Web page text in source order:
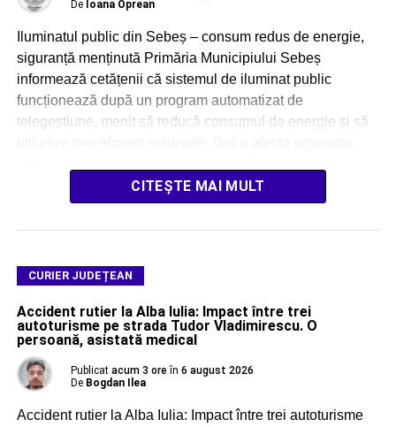
De Ioana Oprean
Iluminatul public din Sebeș – consum redus de energie,
siguranță menținută Primăria Municipiului Sebeș
informează cetățenii că sistemul de iluminat public
funcționează după un program automatizat de
telegestiune, menit să reducă consumul de energie și să
iluminatul public […]CITEȘTE MAI MULT
CURIER JUDEȚEAN
Accident rutier la Alba Iulia: Impact între trei
autoturisme pe strada Tudor Vladimirescu. O
persoană, asistată medical
Publicat acum 3 ore în 6 august 2026
De Bogdan Ilea
Accident rutier la Alba Iulia: Impact între trei autoturisme